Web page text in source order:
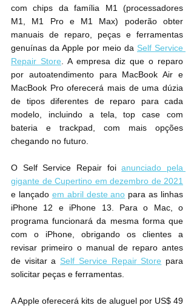
com chips da família M1 (processadores
M1, M1 Pro e M1 Max) poderão obter
manuais de reparo, peças e ferramentas
genuínas da Apple por meio da ‌Self Service
Repair‌ Store . A empresa diz que o ‌reparo
por autoatendimento‌ para ‌MacBook Air‌ e
MacBook Pro oferecerá mais de uma dúzia
de tipos diferentes de reparo para cada
modelo, incluindo a tela, top case com
bateria e trackpad, com mais opções
chegando no futuro.
O Self Service Repair foi anunciado pela
gigante de Cupertino em dezembro de 2021
e lançado em abril deste ano para as linhas
iPhone 12 e iPhone 13. Para o Mac, o
programa funcionará da mesma forma que
com o ‌iPhone‌, obrigando os clientes a
revisar primeiro o manual de reparo antes
de visitar a
‌Self Service Repair‌ Store para
solicitar peças e ferramentas.
A Apple oferecerá kits de aluguel por US$ 49